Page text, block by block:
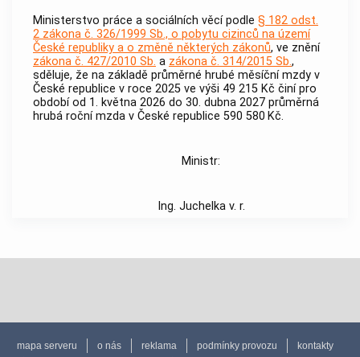
Ministerstvo práce a sociálních věcí podle § 182 odst.
2 zákona č. 326/1999 Sb., o pobytu cizinců na území
České republiky a o změně některých zákonů, ve znění
zákona č. 427/2010 Sb. a zákona č. 314/2015 Sb.,
sděluje, že na základě průměrné hrubé měsíční mzdy v
České republice v roce 2025 ve výši 49 215 Kč činí pro
období od 1. května 2026 do 30. dubna 2027 průměrná
hrubá roční mzda v České republice 590 580 Kč.
Ministr:
Ing. Juchelka v. r.
mapa serveru o nás reklama podmínky provozu
kontakty